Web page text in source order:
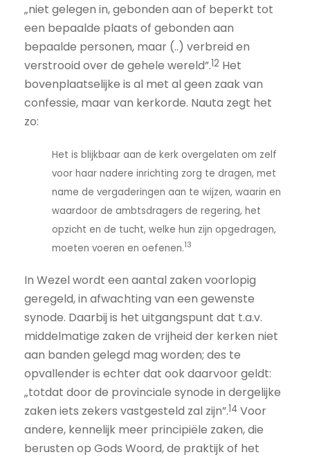
„niet gelegen in, gebonden aan of beperkt tot
een bepaalde plaats of gebonden aan
bepaalde personen, maar (..) verbreid en
verstrooid over de gehele wereld”.12 Het
bovenplaatselijke is al met al geen zaak van
confessie, maar van kerkorde. Nauta zegt het
zo:
Het is blijkbaar aan de kerk overgelaten om zelf
voor haar nadere inrichting zorg te dragen, met
name de vergaderingen aan te wijzen, waarin en
waardoor de ambtsdragers de regering, het
opzicht en de tucht, welke hun zijn opgedragen,
moeten voeren en oefenen.13
In Wezel wordt een aantal zaken voorlopig
geregeld, in afwachting van een gewenste
synode. Daarbij is het uitgangspunt dat t.a.v.
middelmatige zaken de vrijheid der kerken niet
aan banden gelegd mag worden; des te
opvallender is echter dat ook daarvoor geldt:
„totdat door de provinciale synode in dergelijke
zaken iets zekers vastgesteld zal zijn”.14 Voor
andere, kennelijk meer principiële zaken, die
berusten op Gods Woord, de praktijk of het